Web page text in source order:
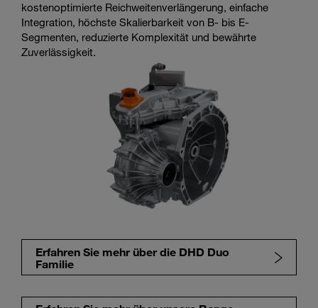
kostenoptimierte Reichweitenverlängerung, einfache
Integration, höchste Skalierbarkeit von B- bis E-
Segmenten, reduzierte Komplexität und bewährte
Zuverlässigkeit.
Erfahren Sie mehr über die DHD Duo
Familie